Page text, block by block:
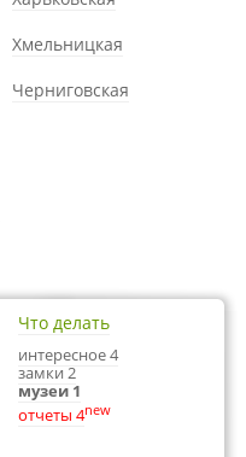
Хмельницкая
Черниговская
Что делать
интересное 4
замки 2
музеи 1
отчеты 4new